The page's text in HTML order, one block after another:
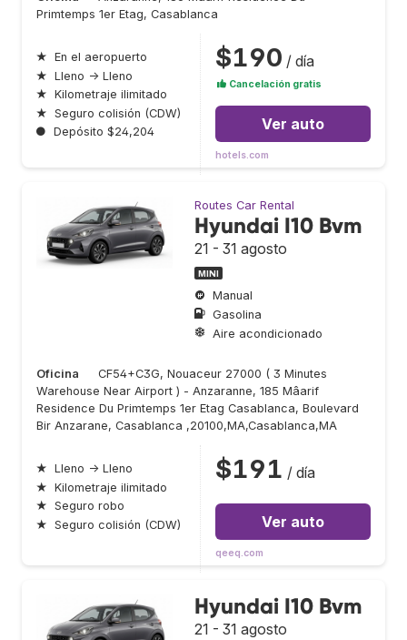
Primtemps 1er Etag, Casablanca
★ En el aeropuerto
★ Lleno → Lleno
★ Kilometraje ilimitado
★ Seguro colisión (CDW)
● Depósito $24,204
$190 / día
Cancelación gratis
Ver auto
hotels.com
Routes Car Rental
Hyundai I10 Bvm
21 - 31 agosto
MINI
Manual
Gasolina
Aire acondicionado
Oficina
CF54+C3G, Nouaceur 27000 ( 3 Minutes
Warehouse Near Airport ) - Anzaranne, 185 Mâarif
Residence Du Primtemps 1er Etag Casablanca, Boulevard
Bir Anzarane, Casablanca ,20100,MA,Casablanca,MA
★ Lleno → Lleno
★ Kilometraje ilimitado
★ Seguro robo
★ Seguro colisión (CDW)
$191 / día
Ver auto
qeeq.com
Hyundai I10 Bvm
21 - 31 agosto